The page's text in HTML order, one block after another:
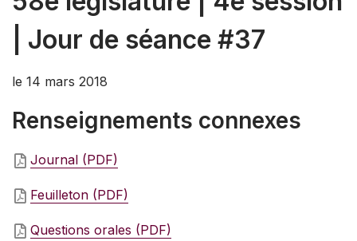
| Jour de séance #37
le 14 mars 2018
Renseignements connexes
Journal (PDF)
Feuilleton (PDF)
Questions orales (PDF)